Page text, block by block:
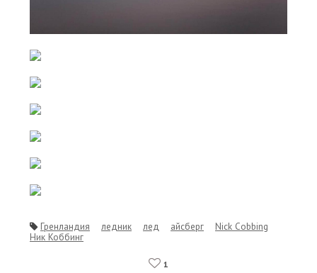
Гренландия ледник лед айсберг
Nick Cobbing
Ник Коббинг
1